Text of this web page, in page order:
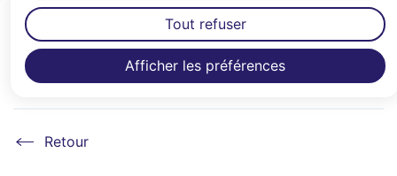
Afficher les préférences
Tout refuser
Les Lumières de la ville : les
cinémas à Auray
Accueil